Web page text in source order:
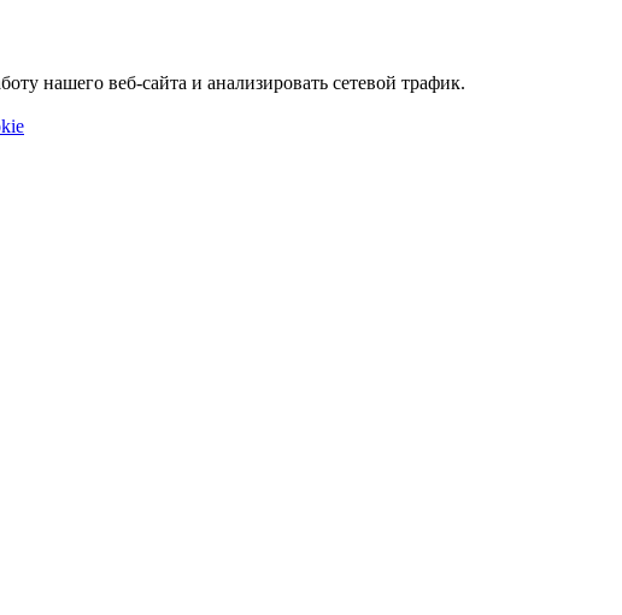
нашего веб-сайта и анализировать сетевой трафик.